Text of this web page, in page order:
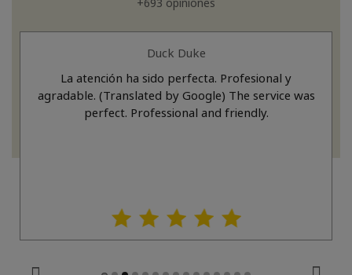
Duck Duke
La atención ha sido perfecta. Profesional y
agradable. (Translated by Google) The service was
perfect. Professional and friendly.